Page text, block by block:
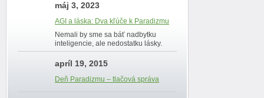
máj 3, 2023
AGI a láska: Dva kľúče k Paradizmu
Nemali by sme sa báť nadbytku
inteligencie, ale nedostatku lásky.
apríl 19, 2015
Deň Paradizmu – tlačová správa